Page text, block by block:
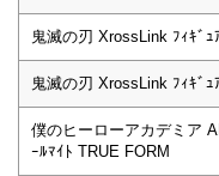
鬼滅の刃 XrossLink ﾌｨｷﾞ
鬼滅の刃 XrossLink ﾌｨｷﾞ
僕のヒーローアカデミア
ｰﾙﾏｲﾄ TRUE FORM